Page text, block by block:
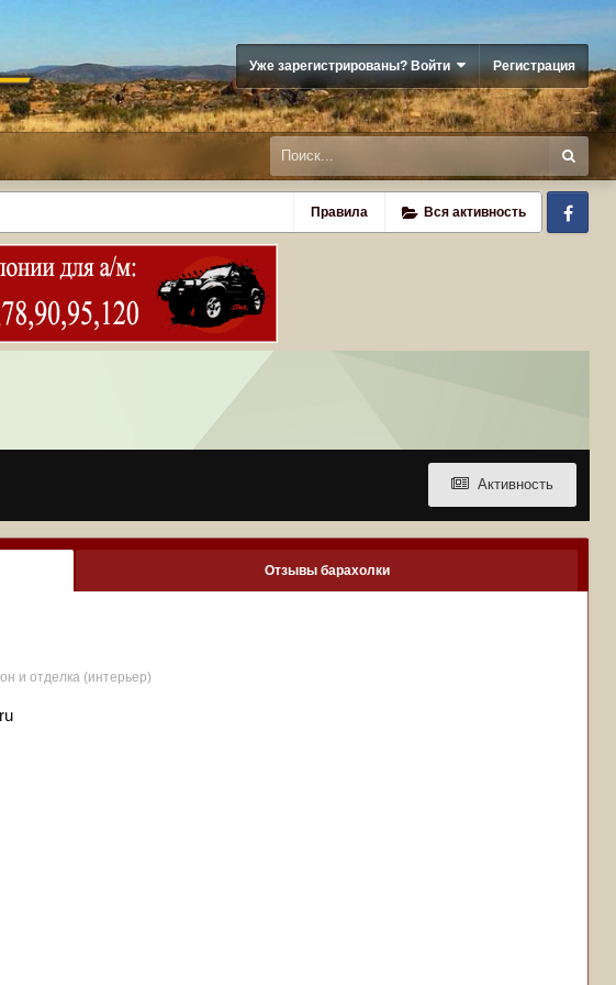
Уже зарегистрированы? Войти Регистрация
Правила Вся активность
Активность
Отзывы барахолки
и отделка (интерьер)